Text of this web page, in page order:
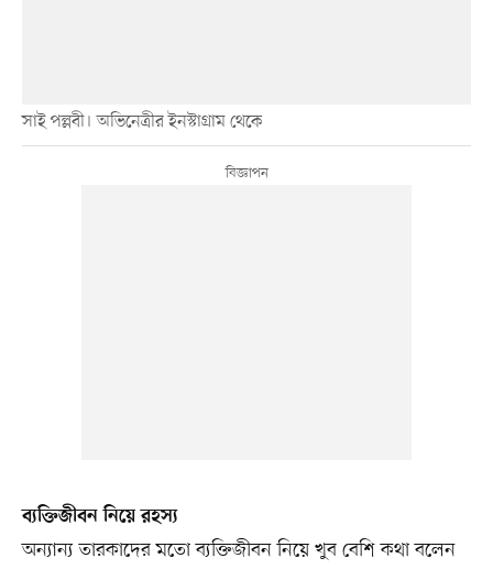
সাই পল্লবী। অভিনেত্রীর ইনস্টাগ্রাম থেকে
ব্যক্তিজীবন নিয়ে রহস্য
অন্যান্য তারকাদের মতো ব্যক্তিজীবন নিয়ে খুব বেশি কথা বলেন